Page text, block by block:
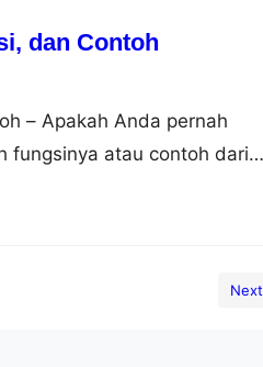
dan Contoh
– Apakah Anda pernah
fungsinya atau contoh dari
semua itu, jangan
artikel ini akan dijelaskan
Next